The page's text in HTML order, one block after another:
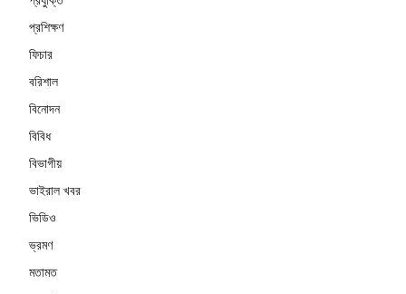
প্রশিক্ষণ
ফিচার
বরিশাল
বিনোদন
বিবিধ
বিভাগীয়
ভাইরাল খবর
ভিডিও
ভ্রমণ
মতামত